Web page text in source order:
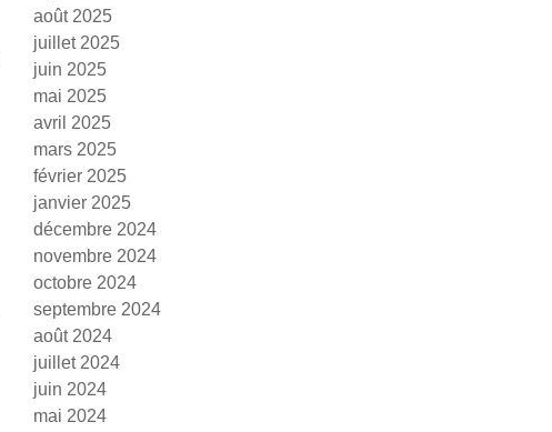
août 2025
juillet 2025
juin 2025
mai 2025
avril 2025
mars 2025
février 2025
janvier 2025
décembre 2024
novembre 2024
octobre 2024
septembre 2024
août 2024
juillet 2024
juin 2024
mai 2024